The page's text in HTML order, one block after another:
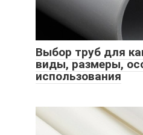
Выбор труб для
виды, размеры,
использования